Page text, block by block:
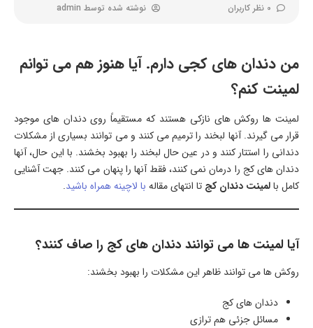
0 نظر کاربران
نوشته شده توسط admin
من دندان های کجی دارم. آیا هنوز هم می توانم
لمینت کنم؟
لمینت ها روکش های نازکی هستند که مستقیماً روی دندان های موجود
قرار می گیرند. آنها لبخند را ترمیم می کنند و می توانند بسیاری از مشکلات
دندانی را استتار کنند و در عین حال لبخند را بهبود بخشند. با این حال، آنها
دندان های کج را درمان نمی کنند، فقط آنها را پنهان می کنند. جهت آشنایی
کامل بالمینت دندان کج تا انتهای مقاله با لاچینه همراه باشید.
آیا لمینت ها می توانند دندان های کج را صاف کنند؟
روکش ها می توانند ظاهر این مشکلات را بهبود بخشند:
دندان های کج
مسائل جزئی هم ترازی